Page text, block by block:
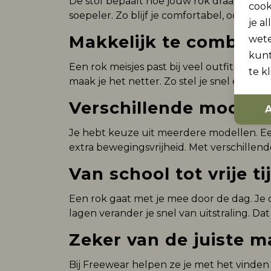
soepeler. Zo blijf je comfortabel, ook
Makkelijk te
Een rok meisjes past bij veel outfits.
maak je het netter. Zo stel je snel een
Verschillende
Je hebt keuze uit meerdere modellen.
extra bewegingsvrijheid. Met
Van school tot vrije
Een rok gaat met je mee door de dag.
lagen verander je snel van uitstraling.
Zeker van de juiste
Bij Freewear helpen ze je met het
je
te